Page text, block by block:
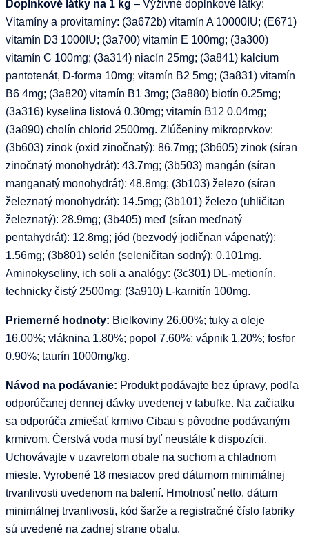
Doplnkové látky na 1 kg – Výživné doplnkové látky:
Vitamíny a provitamíny: (3a672b) vitamín A 10000IU; (E671)
vitamín D3 1000IU; (3a700) vitamín E 100mg; (3a300)
vitamín C 100mg; (3a314) niacín 25mg; (3a841) kalcium
pantotenát, D-forma 10mg; vitamín B2 5mg; (3a831) vitamín
B6 4mg; (3a820) vitamín B1 3mg; (3a880) biotín 0.25mg;
(3a316) kyselina listová 0.30mg; vitamín B12 0.04mg;
(3a890) cholín chlorid 2500mg. Zlúčeniny mikroprvkov:
(3b603) zinok (oxid zinočnatý): 86.7mg; (3b605) zinok (síran
zinočnatý monohydrát): 43.7mg; (3b503) mangán (síran
manganatý monohydrát): 48.8mg; (3b103) železo (síran
železnatý monohydrát): 14.5mg; (3b101) železo (uhličitan
železnatý): 28.9mg; (3b405) meď (síran meďnatý
pentahydrát): 12.8mg; jód (bezvodý jodičnan vápenatý):
1.56mg; (3b801) selén (seleničitan sodný): 0.101mg.
Aminokyseliny, ich soli a analógy: (3c301) DL-metionín,
technicky čistý 2500mg; (3a910) L-karnitín 100mg.
Priemerné hodnoty: Bielkoviny 26.00%; tuky a oleje
16.00%; vláknina 1.80%; popol 7.60%; vápnik 1.20%; fosfor
0.90%; taurín 1000mg/kg.
Návod na podávanie: Produkt podávajte bez úpravy, podľa
odporúčanej dennej dávky uvedenej v tabuľke. Na začiatku
sa odporúča zmiešať krmivo Cibau s pôvodne podávaným
krmivom. Čerstvá voda musí byť neustále k dispozícii.
Uchovávajte v uzavretom obale na suchom a chladnom
mieste. Vyrobené 18 mesiacov pred dátumom minimálnej
trvanlivosti uvedenom na balení. Hmotnosť netto, dátum
minimálnej trvanlivosti, kód šarže a registračné číslo fabriky
sú uvedené na zadnej strane obalu.